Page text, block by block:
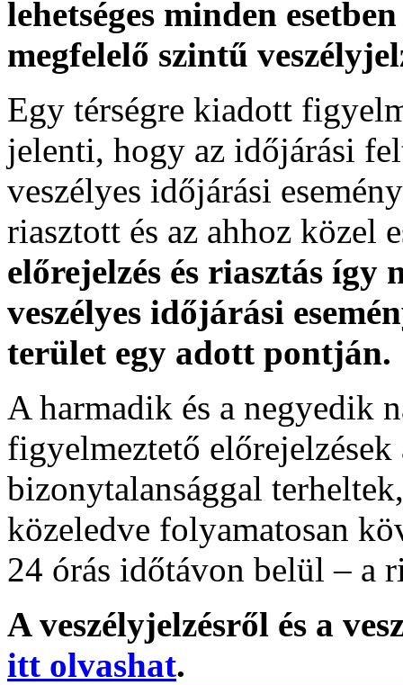
lehetséges minden
megfelelő szintű
Egy térségre kiadott
jelenti, hogy az időjárási
veszélyes időjárási
riasztott és az ahhoz közel
előrejelzés és riasztás
veszélyes időjárási
terület egy adott pontján.
A harmadik és a negyedik
figyelmeztető
bizonytalansággal
közeledve folyamatosan
24 órás időtávon belül – a
A veszélyjelzésről és a
itt olvashat.